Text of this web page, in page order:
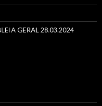
GERAL 28.03.2024